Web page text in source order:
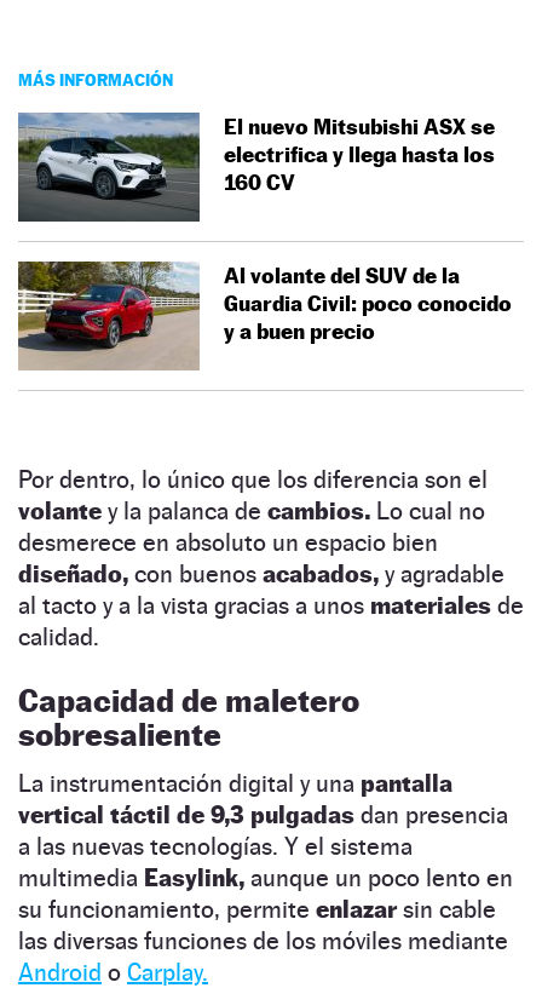
MÁS INFORMACIÓN
El nuevo Mitsubishi ASX se
electrifica y llega hasta los
160 CV
Al volante del SUV de la
Guardia Civil: poco conocido
y a buen precio
Por dentro, lo único que los diferencia son el
volante y la palanca de cambios. Lo cual no
desmerece en absoluto un espacio bien
diseñado, con buenos acabados, y agradable
al tacto y a la vista gracias a unos materiales de
calidad.
Capacidad de maletero
sobresaliente
La instrumentación digital y una pantalla
vertical táctil de 9,3 pulgadas dan presencia
a las nuevas tecnologías. Y el sistema
multimedia Easylink, aunque un poco lento en
su funcionamiento, permite enlazarsin cable
las diversas funciones de los móviles mediante
Android o Carplay.